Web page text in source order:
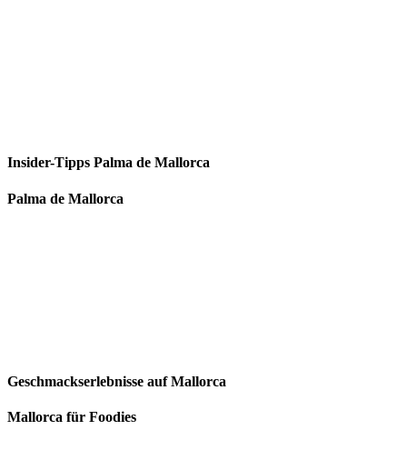
Insider-Tipps Palma de Mallorca
Palma de Mallorca
Geschmackserlebnisse auf Mallorca
Mallorca für Foodies